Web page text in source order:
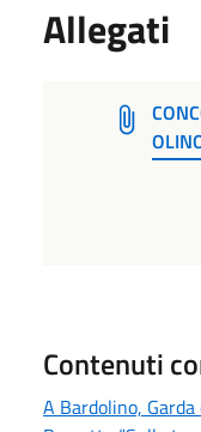
Allegati
Contenuti
A Bardolino,